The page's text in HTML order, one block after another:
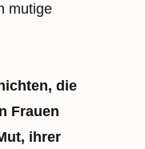
mutige
die
Frauen
ihrer